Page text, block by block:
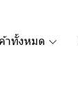
าทั้งหมด